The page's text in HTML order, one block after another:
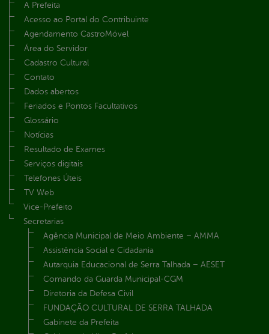
A Prefeita
Acesso ao Portal do Contribuinte
Agendamento CastroMóvel
Área do Servidor
Cadastro Cultural
Contato
Dados abertos
Feriados e Pontos Facultativos
Glossário
Notícias
Resultado de Exames
Serviços digitais
Telefones Úteis
TV Web
Vice-Prefeito
Secretarias
Agência Municipal de Meio Ambiente – AMMA
Assistência Social e Cidadania
Autarquia Educacional de Serra Talhada – AESET
Comando da Guarda Municipal-CGM
Diretoria da Defesa Civil
FUNDAÇÃO CULTURAL DE SERRA TALHADA
Gabinete da Prefeita